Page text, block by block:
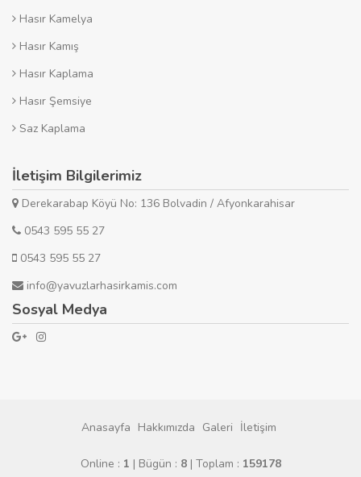
Hasır Kamelya
Hasır Kamış
Hasır Kaplama
Hasır Şemsiye
Saz Kaplama
İletişim Bilgilerimiz
Derekarabap Köyü No: 136 Bolvadin / Afyonkarahisar
0543 595 55 27
0543 595 55 27
info@yavuzlarhasirkamis.com
Sosyal Medya
Anasayfa Hakkımızda Galeri İletişim
Online : 1 | Bügün : 8 | Toplam : 159178